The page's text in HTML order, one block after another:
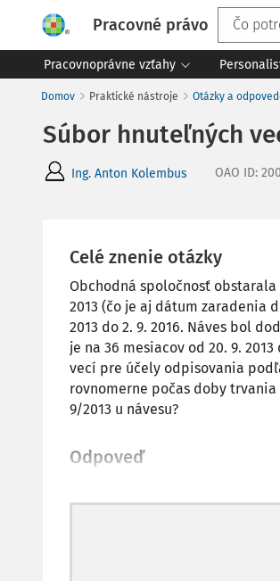
Pracovné právo
Pracovnoprávne vzťahy
Domov Praktické nástroje Otázky a
Súbor hnuteľných
Ing. Anton Kolembus OAO ID:
Celé znenie otázky
Obchodná spoločnosť obstarala
2013 (čo je aj dátum zaradenia
2013 do 2. 9. 2016. Náves bol
je na 36 mesiacov od 20. 9.
vecí pre účely odpisovania
rovnomerne počas doby
9/2013 u návesu?
Odpoveď